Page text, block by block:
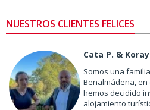
NUESTROS CLIENTES FELICES
Cata P. &
Somos una
Benalmádena, en
hemos decidido
alojamiento